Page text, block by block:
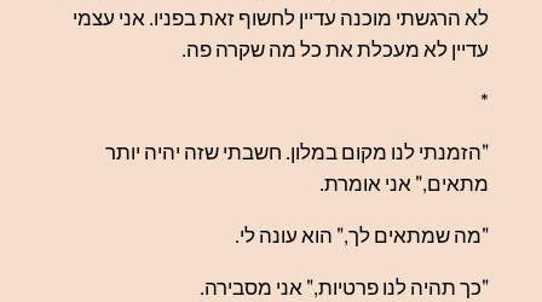
לא הרגשתי מוכנה עדיין לחשוף זאת בפניו. אני עצמי
עדיין לא מעכלת את כל מה שקרה פה.
*
"הזמנתי לנו מקום במלון. חשבתי שזה יהיה יותר
מתאים," אני אומרת.
"מה שמתאים לך," הוא עונה לי.
"כך תהיה לנו פרטיות," אני מסבירה.